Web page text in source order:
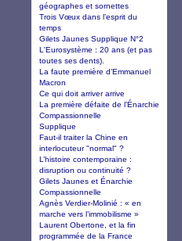
géographes et sornettes
Trois Vœux dans l’esprit du
temps
Gilets Jaunes Supplique N°2
L'Eurosystème : 20 ans (et pas
toutes ses dents).
La faute première d’Emmanuel
Macron
Ce qui doit arriver arrive
La première défaite de l’Énarchie
Compassionnelle
Supplique
Faut-il traiter la Chine en
interlocuteur "normal" ?
L’histoire contemporaine :
disruption ou continuité ?
Gilets Jaunes et Énarchie
Compassionnelle
Agnès Verdier-Molinié : « en
marche vers l’immobilisme »
Laurent Obertone, et la fin
programmée de la France